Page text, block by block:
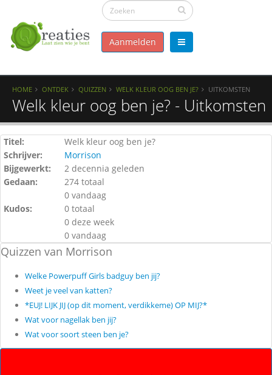
Aanmelden
HOME ONTDEK QUIZZEN WELK KLEUR OOG BEN JE? UITKOMSTEN
Welk kleur oog ben je? - Uitkomsten
Titel:
Welk kleur oog ben je?
Schrijver:
Morrison
Bijgewerkt:
2 decennia geleden
Gedaan:
274 totaal
0 vandaag
Kudos:
0 totaal
0 deze week
0 vandaag
Quizzen van Morrison
Welke Powerpuff Girls badguy ben jij?
Weet je veel van katten?
*EUJ! LIJK JIJ (op dit moment, verdikkeme) OP MIJ?*
Wat voor nagellak ben jij?
Wat voor soort steen ben je?